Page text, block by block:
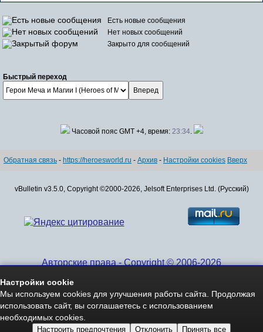
Есть новые сообщения
Нет новых сообщений
Закрыто для сообщений
Быстрый переход
Часовой пояс GMT +4, время: 23:34.
Обратная связь - https://heroesworld.ru - Архив - Настройки cookies Вверх
vBulletin v3.5.0, Copyright ©2000-2026, Jelsoft Enterprises Ltd. (Русский)
Авторские права - Copyright © 2006-2026
Настройки cookie
Мы используем cookies для улучшения работы сайта. Продолжая
использовать сайт, вы соглашаетесь с использованием
необходимых cookies.
Настроить предпочтения Отклонить Принять все